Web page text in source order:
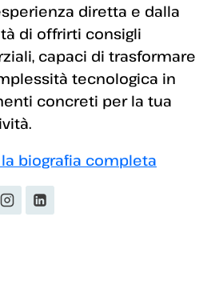
diretta e dalla
di offrirti consigli
capaci di trasformare
tecnologica in
concreti per la tua
la biografia completa